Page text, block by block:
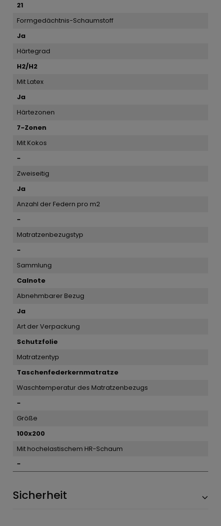
21
Formgedächtnis-Schaumstoff
Ja
Härtegrad
H2/H2
Mit Latex
Ja
Härtezonen
7-Zonen
Mit Kokos
-
Zweiseitig
Ja
Anzahl der Federn pro m2
-
Matratzenbezugstyp
-
Sammlung
Calnote
Abnehmbarer Bezug
Ja
Art der Verpackung
Schutzfolie
Matratzentyp
Taschenfederkernmatratze
Waschtemperatur des Matratzenbezugs
-
Größe
100x200
Mit hochelastischem HR-Schaum
-
Sicherheit